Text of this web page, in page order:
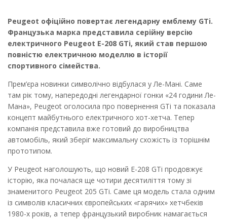
Peugeot офіційно повертає легендарну емблему GTi.
Французька марка представила серійну версію
електричного Peugeot E-208 GTi, який став першою
повністю електричною моделлю в історії
спортивного сімейства.
Прем’єра новинки символічно відбулася у Ле-Мані. Саме
там рік тому, напередодні легендарної гонки «24 години Ле-
Мана», Peugeot оголосила про повернення GTi та показала
концепт майбутнього електричного хот-хетча. Тепер
компанія представила вже готовий до виробництва
автомобіль, який зберіг максимальну схожість із торішнім
прототипом.
У Peugeot наголошують, що новий E-208 GTi продовжує
історію, яка почалася ще чотири десятиліття тому зі
знаменитого Peugeot 205 GTi. Саме ця модель стала одним
із символів класичних європейських «гарячих» хетчбеків
1980-х років, а тепер французький виробник намагається